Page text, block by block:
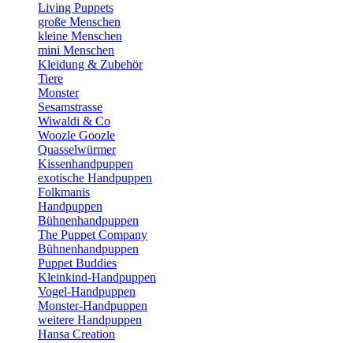
Living Puppets
große Menschen
kleine Menschen
mini Menschen
Kleidung & Zubehör
Tiere
Monster
Sesamstrasse
Wiwaldi & Co
Woozle Goozle
Quasselwürmer
Kissenhandpuppen
exotische Handpuppen
Folkmanis
Handpuppen
Bühnenhandpuppen
The Puppet Company
Bühnenhandpuppen
Puppet Buddies
Kleinkind-Handpuppen
Vogel-Handpuppen
Monster-Handpuppen
weitere Handpuppen
Hansa Creation